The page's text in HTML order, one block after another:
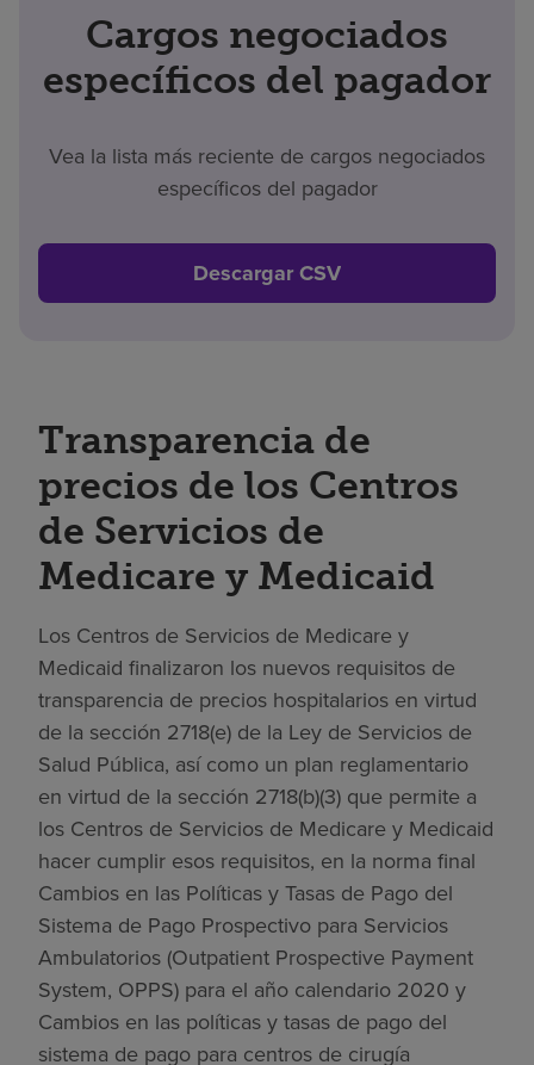
Cargos negociados
específicos del pagador
Vea la lista más reciente de cargos negociados
específicos del pagador
Descargar CSV
Transparencia de
precios de los Centros
de Servicios de
Medicare y Medicaid
Los Centros de Servicios de Medicare y
Medicaid finalizaron los nuevos requisitos de
transparencia de precios hospitalarios en virtud
de la sección 2718(e) de la Ley de Servicios de
Salud Pública, así como un plan reglamentario
en virtud de la sección 2718(b)(3) que permite a
los Centros de Servicios de Medicare y Medicaid
hacer cumplir esos requisitos, en la norma final
Cambios en las Políticas y Tasas de Pago del
Sistema de Pago Prospectivo para Servicios
Ambulatorios (Outpatient Prospective Payment
System, OPPS) para el año calendario 2020 y
Cambios en las políticas y tasas de pago del
sistema de pago para centros de cirugía